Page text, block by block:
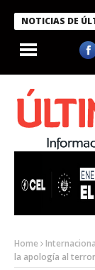
NOTICIAS DE
Bukele
Home
la apología al